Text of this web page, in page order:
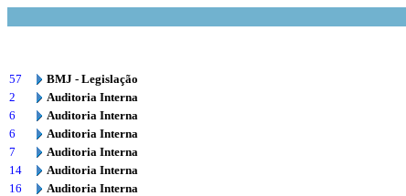
57
BMJ - Legislação
2
Auditoria Interna
6
Auditoria Interna
6
Auditoria Interna
7
Auditoria Interna
14
Auditoria Interna
16
Auditoria Interna